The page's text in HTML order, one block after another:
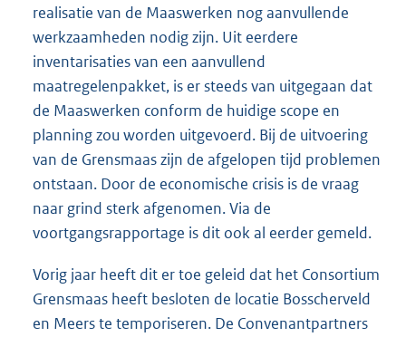
realisatie van de Maaswerken nog aanvullende
werkzaamheden nodig zijn. Uit eerdere
inventarisaties van een aanvullend
maatregelenpakket, is er steeds van uitgegaan dat
de Maaswerken conform de huidige scope en
planning zou worden uitgevoerd. Bij de uitvoering
van de Grensmaas zijn de afgelopen tijd problemen
ontstaan. Door de economische crisis is de vraag
naar grind sterk afgenomen. Via de
voortgangsrapportage is dit ook al eerder gemeld.
Vorig jaar heeft dit er toe geleid dat het Consortium
Grensmaas heeft besloten de locatie Bosscherveld
en Meers te temporiseren. De Convenantpartners